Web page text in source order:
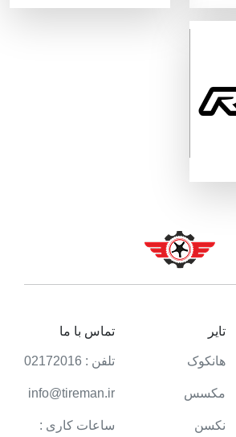
تایر
هانکوک
مکسس
نکسن
تماس با ما
تلفن : 02172016
info@tireman.ir
ساعات کاری :